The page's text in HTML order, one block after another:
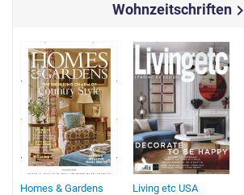
Wohnzeitschriftenchevron_right
Homes & Gardens
Living etc USA